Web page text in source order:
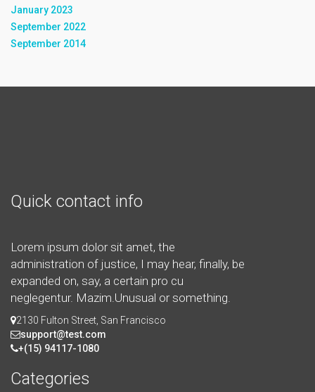
January 2023
September 2022
September 2014
Quick contact info
Lorem ipsum dolor sit amet, the
administration of justice, I may hear, finally, be
expanded on, say, a certain pro cu
neglegentur. Mazim.Unusual or something.
2130 Fulton Street, San Francisco
support@test.com
+(15) 94117-1080
Categories